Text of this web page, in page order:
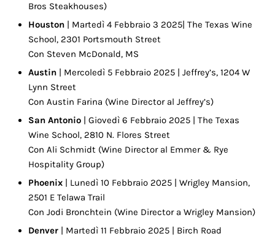
Bros Steakhouses)
Houston | Martedì 4 Febbraio 3 2025| The Texas Wine
School, 2301 Portsmouth Street
Con Steven McDonald, MS
Austin | Mercoledì 5 Febbraio 2025 | Jeffrey’s, 1204 W
Lynn Street
Con Austin Farina (Wine Director al Jeffrey’s)
San Antonio | Giovedì 6 Febbraio 2025 | The Texas
Wine School, 2810 N. Flores Street
Con Ali Schmidt (Wine Director al Emmer & Rye
Hospitality Group)
Phoenix | Lunedì 10 Febbraio 2025 | Wrigley Mansion,
2501 E Telawa Trail
Con Jodi Bronchtein (Wine Director a Wrigley Mansion)
Denver | Martedì 11 Febbraio 2025 | Birch Road